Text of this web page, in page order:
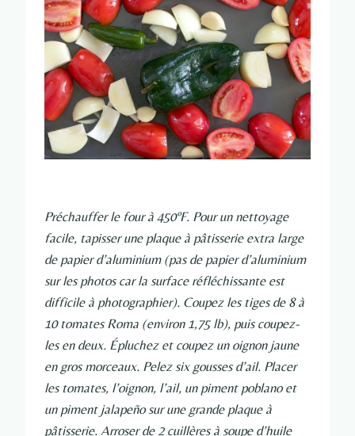
Préchauffer le four à 450ºF. Pour un nettoyage
facile, tapisser une plaque à pâtisserie extra large
de papier d’aluminium (pas de papier d’aluminium
sur les photos car la surface réfléchissante est
difficile à photographier). Coupez les tiges de 8 à
10 tomates Roma (environ 1,75 lb), puis coupez-
les en deux. Épluchez et coupez un oignon jaune
en gros morceaux. Pelez six gousses d’ail. Placer
les tomates, l’oignon, l’ail, un piment poblano et
un piment jalapeño sur une grande plaque à
pâtisserie. Arroser de 2 cuillères à soupe d’huile